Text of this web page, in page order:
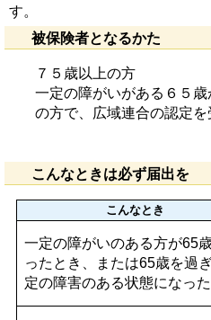
す。
被保険者となるかた
７５歳以上の方
一定の障がいがある６５
の方で、広域連合の認定を
こんなときは必ず届出を
こんなとき
一定の障がいのある方が65
ったとき、または65歳を過
定の障害のある状態になっ